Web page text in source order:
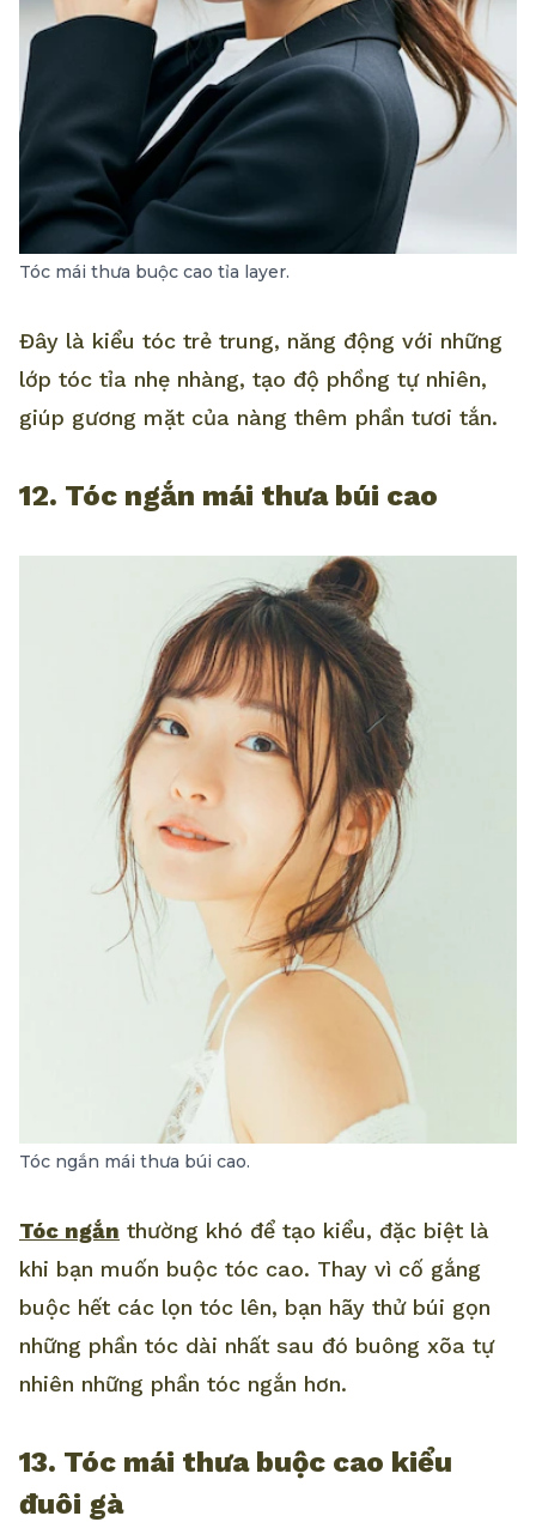
Tóc mái thưa buộc cao tỉa layer.
Đây là kiểu tóc trẻ trung, năng động với những
lớp tóc tỉa nhẹ nhàng, tạo độ phồng tự nhiên,
giúp gương mặt của nàng thêm phần tươi tắn.
12. Tóc ngắn mái thưa búi cao
Tóc ngắn mái thưa búi cao.
Tóc ngắn thường khó để tạo kiểu, đặc biệt là
khi bạn muốn buộc tóc cao. Thay vì cố gắng
buộc hết các lọn tóc lên, bạn hãy thử búi gọn
những phần tóc dài nhất sau đó buông xõa tự
nhiên những phần tóc ngắn hơn.
13. Tóc mái thưa buộc cao kiểu
đuôi gà